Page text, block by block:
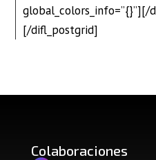
[/difl_postgrid]
Colaboraciones